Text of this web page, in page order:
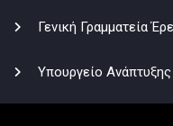
Γενική Γραμματεία
Υπουργείο